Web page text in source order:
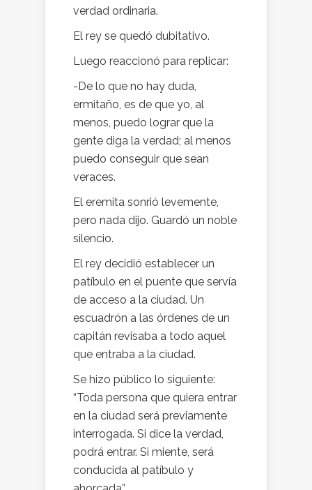
verdad ordinaria.
El rey se quedó dubitativo.
Luego reaccionó para replicar:
-De lo que no hay duda,
ermitaño, es de que yo, al
menos, puedo lograr que la
gente diga la verdad; al menos
puedo conseguir que sean
veraces.
El eremita sonrió levemente,
pero nada dijo. Guardó un noble
silencio.
El rey decidió establecer un
patíbulo en el puente que servía
de acceso a la ciudad. Un
escuadrón a las órdenes de un
capitán revisaba a todo aquel
que entraba a la ciudad.
Se hizo público lo siguiente:
“Toda persona que quiera entrar
en la ciudad será previamente
interrogada. Si dice la verdad,
podrá entrar. Si miente, será
conducida al patíbulo y